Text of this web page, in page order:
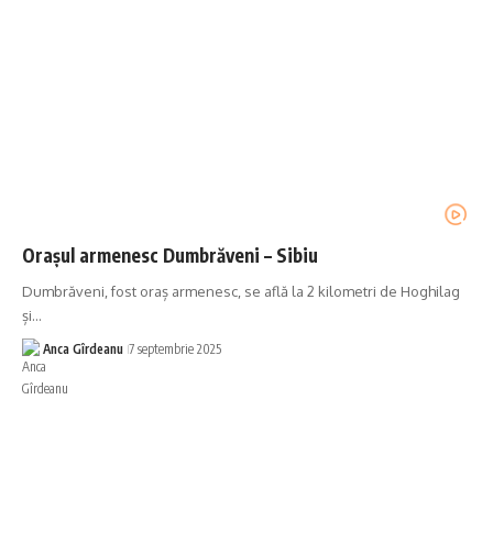
Orașul armenesc Dumbrăveni – Sibiu
Dumbrăveni, fost oraș armenesc, se află la 2 kilometri de Hoghilag
și…
Anca Gîrdeanu 7 septembrie 2025